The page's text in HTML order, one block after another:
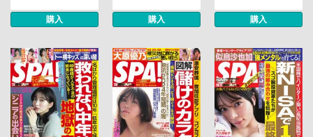
購入 購入 購入